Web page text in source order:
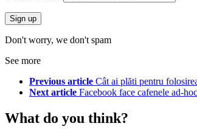
Don't worry, we don't spam
See more
Previous article Cât ai plăti pentru
Next article Facebook face cafenele ad-
What do you think?